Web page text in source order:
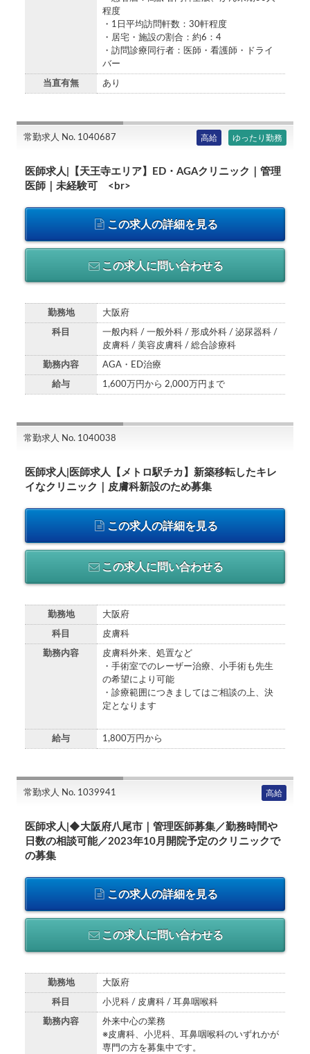
程度
・1日平均訪問軒数：30軒程度
・居宅・施設の割合：約6：4
・訪問診療同行者：医師・看護師・ドライ
バー
当直有無 あり
常勤求人 No. 1040687 高給 ゆったり勤務
医師求人|【天王寺エリア】ED・AGAクリニック｜管理
医師｜未経験可 <br>
この求人の詳細を見る
この求人に問い合わせる
勤務地 大阪府
科目
一般内科 / 一般外科 / 形成外科 / 泌尿器科 /
皮膚科 / 美容皮膚科 / 総合診療科
勤務内容 AGA・ED治療
給与 1,600万円から 2,000万円まで
常勤求人 No. 1040038
医師求人|医師求人【メトロ駅チカ】新築移転したキレ
イなクリニック｜皮膚科新設のため募集
この求人の詳細を見る
この求人に問い合わせる
勤務地 大阪府
科目 皮膚科
勤務内容
皮膚科外来、処置など
・手術室でのレーザー治療、小手術も先生
の希望により可能
・診療範囲につきましてはご相談の上、決
定となります
給与 1,800万円から
常勤求人 No. 1039941 高給
医師求人|◆大阪府八尾市｜管理医師募集／勤務時間や
日数の相談可能／2023年10月開院予定のクリニックで
の募集
この求人の詳細を見る
この求人に問い合わせる
勤務地 大阪府
科目 小児科 / 皮膚科 / 耳鼻咽喉科
勤務内容
外来中心の業務
※皮膚科、小児科、耳鼻咽喉科のいずれかが
専門の方を募集中です。